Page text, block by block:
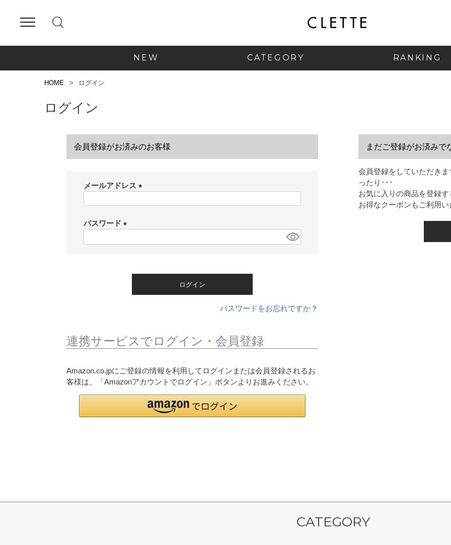
NEW CATEGORY RANKING
HOME ログイン
ログイン
会員登録がお済みのお客様
メールアドレス
パスワード
ログイン
パスワードをお忘れですか？
連携サービスでログイン・会員登録
Amazon.co.jpにご登録の情報を利用してログインまたは会員登録されるお
客様は、「Amazonアカウントでログイン」ボタンよりお進みください。
まだご登録がお済みで
会員登録をしていただき
ったり･･･
お気に入りの商品を登録
お得なクーポンもご利用
CATEGORY